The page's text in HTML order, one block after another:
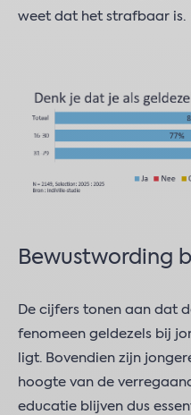
weet dat het strafbaar is.
Bewustwording
De cijfers tonen aan dat
fenomeen geldezels bij
ligt. Bovendien zijn
hoogte van de
educatie blijven dus